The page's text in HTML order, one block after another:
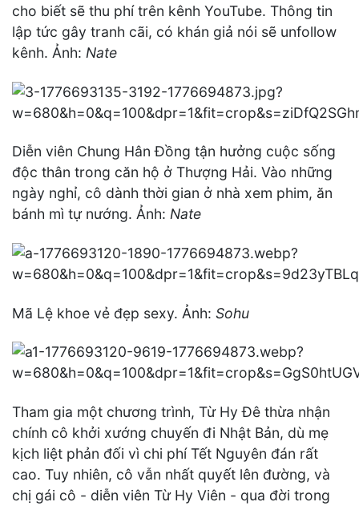
cho biết sẽ thu phí trên kênh YouTube. Thông tin
lập tức gây tranh cãi, có khán giả nói sẽ unfollow
kênh. Ảnh: Nate
Diễn viên Chung Hân Đồng tận hưởng cuộc sống
độc thân trong căn hộ ở Thượng Hải. Vào những
ngày nghỉ, cô dành thời gian ở nhà xem phim, ăn
bánh mì tự nướng. Ảnh: Nate
Mã Lệ khoe vẻ đẹp sexy. Ảnh: Sohu
Tham gia một chương trình, Từ Hy Đê thừa nhận
chính cô khởi xướng chuyến đi Nhật Bản, dù mẹ
kịch liệt phản đối vì chi phí Tết Nguyên đán rất
cao. Tuy nhiên, cô vẫn nhất quyết lên đường, và
chị gái cô - diễn viên Từ Hy Viên - qua đời trong